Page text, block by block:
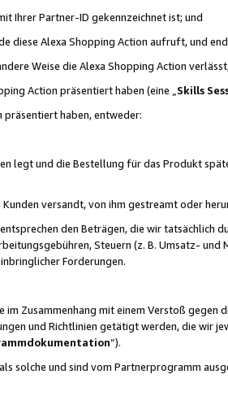
Ihrer Partner-ID gekennzeichnet ist; und
diese Alexa Shopping Action aufruft, und
Weise die Alexa Shopping Action
Action präsentiert haben (eine „ Skills
präsentiert haben, entweder:
legt und die Bestellung für das Produkt
versandt, von ihm gestreamt oder
den Beträgen, die wir tatsächlich
Steuern (z. B. Umsatz- und
Forderungen.
Zusammenhang mit einem Verstoß gegen
und Richtlinien getätigt werden, die wir
“).
solche und sind vom Partnerprogramm